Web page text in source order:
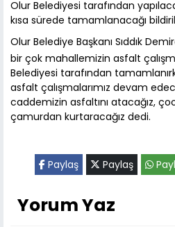
Olur Belediyesi tarafından
kısa sürede tamamlanacağı
Olur Belediye Başkanı Sıddık
bir çok mahallemizin asfalt
Belediyesi tarafından
asfalt çalışmalarımız devam
caddemizin asfaltını atacağız,
çamurdan kurtaracağız dedi.
Paylaş Paylaş
Yorum Yaz